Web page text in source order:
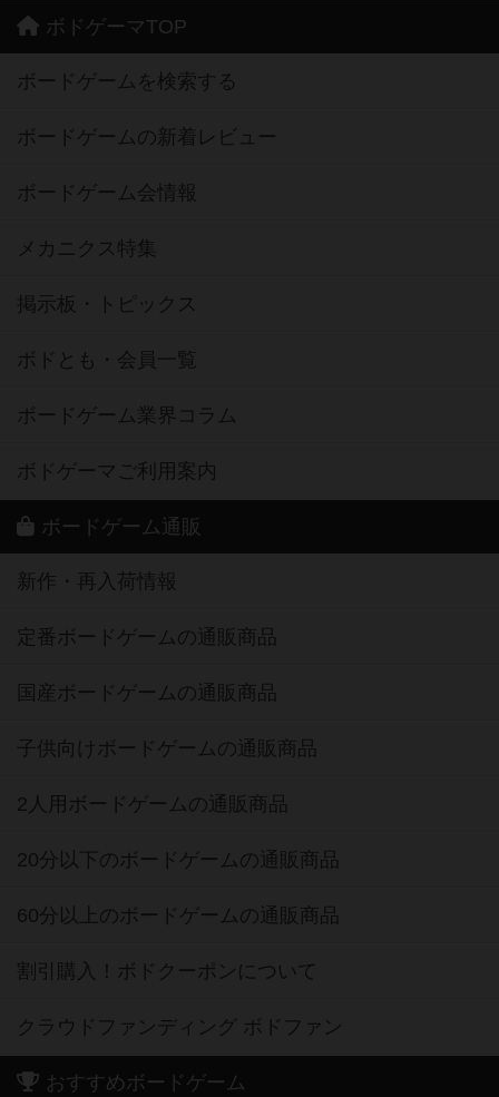
ボドゲーマTOP
ボードゲームを検索する
ボードゲームの新着レビュー
ボードゲーム会情報
メカニクス特集
掲示板・トピックス
ボドとも・会員一覧
ボードゲーム業界コラム
ボドゲーマご利用案内
ボードゲーム通販
新作・再入荷情報
定番ボードゲームの通販商品
国産ボードゲームの通販商品
子供向けボードゲームの通販商品
2人用ボードゲームの通販商品
20分以下のボードゲームの通販商品
60分以上のボードゲームの通販商品
割引購入！ボドクーポンについて
クラウドファンディング ボドファン
おすすめボードゲーム